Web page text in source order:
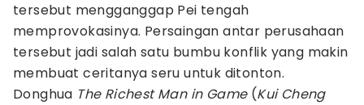
tersebut mengganggap Pei tengah
memprovokasinya. Persaingan antar perusahaan
tersebut jadi salah satu bumbu konflik yang makin
membuat ceritanya seru untuk ditonton.
Donghua The Richest Man in Game(Kui Cheng